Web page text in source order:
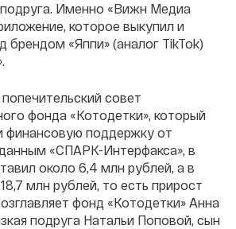
подруга. Именно «Вижн Медиа
которое выкупил и
брендом «Яппи» (аналог TikTok)
совет
фонда «Котодетки», который
финансовую поддержку от
«СПАРК-Интерфакса», в
около 6,4 млн рублей, а в
млн рублей, то есть прирост
фонд «Котодетки» Анна
подруга Натальи Поповой, сын